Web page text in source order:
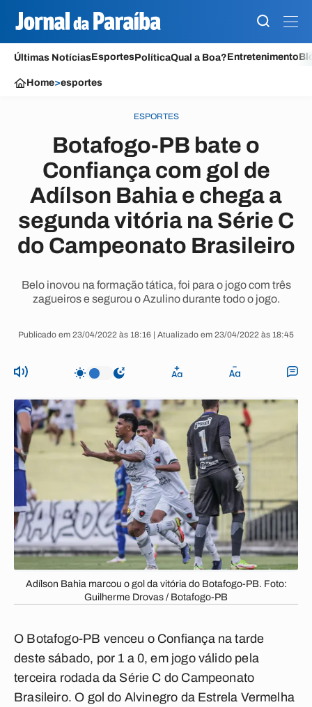
Últimas NotíciasEsportesPolíticaQual a Boa?Entretenimento
Home>esportes
ESPORTES
Botafogo-PB bate o
Confiança com gol de
Adílson Bahia e chega a
segunda vitória na Série C
do Campeonato Brasileiro
Belo inovou na formação tática, foi para o jogo com três
zagueiros e segurou o Azulino durante todo o jogo.
Publicado em 23/04/2022 às 18:16 | Atualizado em 23/04/2022 às 18:45
Adílson Bahia marcou o gol da vitória do Botafogo-PB. Foto:
Guilherme Drovas / Botafogo-PB
O Botafogo-PB venceu o Confiança na tarde
deste sábado, por 1 a 0, em jogo válido pela
terceira rodada da Série C do Campeonato
Brasileiro. O gol do Alvinegro da Estrela Vermelha